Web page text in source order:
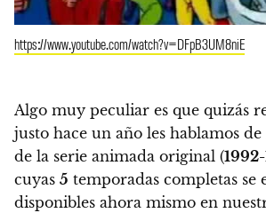
https://www.youtube.com/watch?v=DFpB3UM8niE
Algo muy peculiar es que quizás
justo hace un año les hablamos
de la serie animada original (
cuyas 5 temporadas completas se
disponibles ahora mismo en